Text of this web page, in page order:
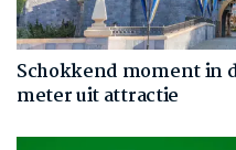
Schokkend moment in
meter uit attractie